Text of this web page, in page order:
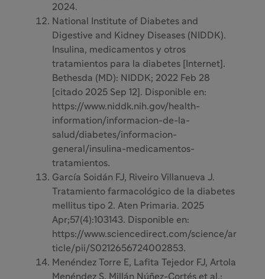
2024.
National Institute of Diabetes and
Digestive and Kidney Diseases (NIDDK).
Insulina, medicamentos y otros
tratamientos para la diabetes [Internet].
Bethesda (MD): NIDDK; 2022 Feb 28
[citado 2025 Sep 12]. Disponible en:
https://www.niddk.nih.gov/health-
information/informacion-de-la-
salud/diabetes/informacion-
general/insulina-medicamentos-
tratamientos.
García Soidán FJ, Riveiro Villanueva J.
Tratamiento farmacológico de la diabetes
mellitus tipo 2. Aten Primaria. 2025
Apr;57(4):103143. Disponible en:
https://www.sciencedirect.com/science/ar
ticle/pii/S0212656724002853.
Menéndez Torre E, Lafita Tejedor FJ, Artola
Menéndez S, Millán Núñez-Cortés et al.;